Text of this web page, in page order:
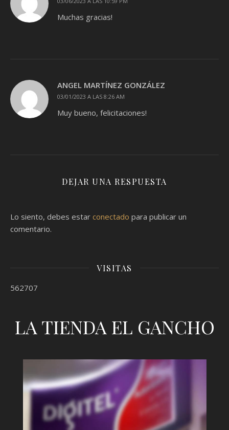
Muchas gracias!
ANGEL MARTÍNEZ GONZÁLEZ
03/01/2023 A LAS 8:26 AM
Muy bueno, felicitaciones!
DEJAR UNA RESPUESTA
Lo siento, debes estar conectado para publicar un
comentario.
VISITAS
562707
LA TIENDA EL GANCHO